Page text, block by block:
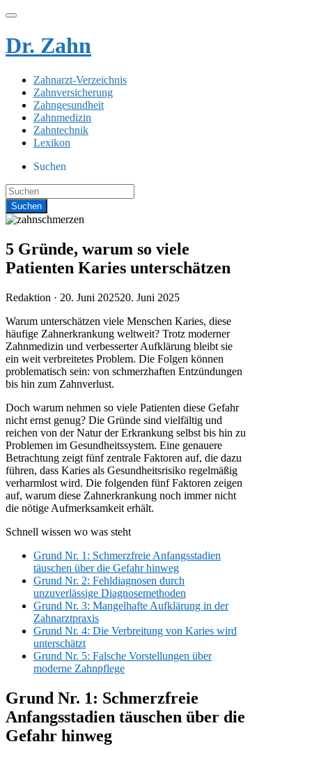
Dr. Zahn
Zahnarzt-Verzeichnis
Zahnversicherung
Zahngesundheit
Zahnmedizin
Zahntechnik
Lexikon
Suchen
5 Gründe, warum so viele
Patienten Karies unterschätzen
Redaktion · Veröffentlicht
20. Juni 202520. Juni 2025
Warum unterschätzen viele Menschen Karies, diese
häufige Zahnerkrankung weltweit? Trotz moderner
Zahnmedizin und verbesserter Aufklärung bleibt sie
ein weit verbreitetes Problem. Die Folgen können
problematisch sein: von schmerzhaften Entzündungen
bis hin zum Zahnverlust.
Doch warum nehmen so viele Patienten diese Gefahr
nicht ernst genug? Die Gründe sind vielfältig und
reichen von der Natur der Erkrankung selbst bis hin zu
Problemen im Gesundheitssystem. Eine genauere
Betrachtung zeigt fünf zentrale Faktoren auf, die dazu
führen, dass Karies als Gesundheitsrisiko regelmäßig
verharmlost wird. Die folgenden fünf Faktoren zeigen
auf, warum diese Zahnerkrankung noch immer nicht
die nötige Aufmerksamkeit erhält.
Schnell wissen wo was steht
Grund Nr. 1: Schmerzfreie Anfangsstadien
täuschen über die Gefahr hinweg
Grund Nr. 2: Fehldiagnosen durch
unzuverlässige Diagnosemethoden
Grund Nr. 3: Mangelhafte Aufklärung in der
Zahnarztpraxis
Grund Nr. 4: Die Verbreitung von Karies wird
unterschätzt
Grund Nr. 5: Falsche Vorstellungen über
moderne Zahnpflege
Grund Nr. 1: Schmerzfreie
Anfangsstadien täuschen über die
Gefahr hinweg